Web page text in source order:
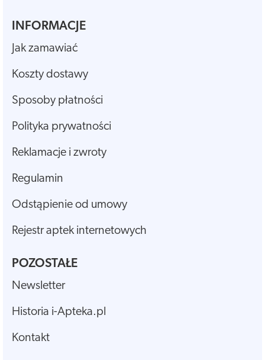
INFORMACJE
Jak zamawiać
Koszty dostawy
Sposoby płatności
Polityka prywatności
Reklamacje i zwroty
Regulamin
Odstąpienie od umowy
Rejestr aptek internetowych
POZOSTAŁE
Newsletter
Historia i-Apteka.pl
Kontakt